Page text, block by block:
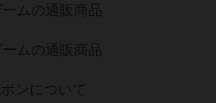
ムの通販商品
ムの通販商品
ンについて